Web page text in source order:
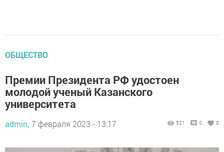
ОБЩЕСТВО
Премии Президента РФ удостоен
молодой ученый Казанского
университета
admin, 7 февраля 2023 - 13:17 521 0 0